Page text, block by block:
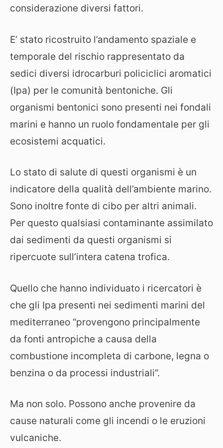
considerazione diversi fattori.
E’ stato ricostruito l’andamento spaziale e
temporale del rischio rappresentato da
sedici diversi idrocarburi policiclici aromatici
(Ipa) per le comunità bentoniche. Gli
organismi bentonici sono presenti nei fondali
marini e hanno un ruolo fondamentale per gli
ecosistemi acquatici.
Lo stato di salute di questi organismi è un
indicatore della qualità dell’ambiente marino.
Sono inoltre fonte di cibo per altri animali.
Per questo qualsiasi contaminante assimilato
dai sedimenti da questi organismi si
ripercuote sull’intera catena trofica.
Quello che hanno individuato i ricercatori è
che gli Ipa presenti nei sedimenti marini del
mediterraneo “provengono principalmente
da fonti antropiche a causa della
combustione incompleta di carbone, legna o
benzina o da processi industriali”.
Ma non solo. Possono anche provenire da
cause naturali come gli incendi o le eruzioni
vulcaniche.